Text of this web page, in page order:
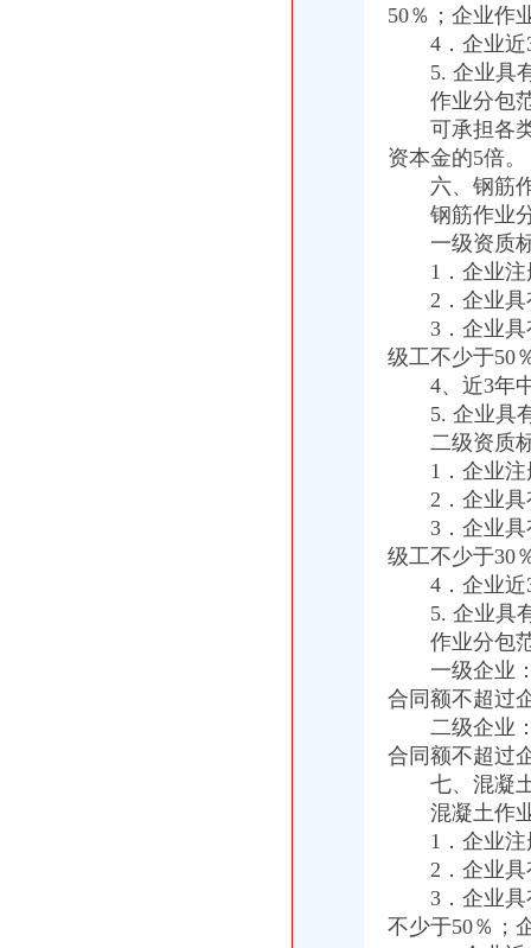
【重庆进出口公司注册公司排名_排行榜_十大品牌_口碑好的进出口公
开县局四措并举着力构建猪肉市重庆代办外贸公司场长效监管机制
组织人事处顺利完成1765名考生的外贸公司注册资金公务员报名工作
全市工商系统纪检监察干部再掀“更新观念、适应形势”外贸公司注册流程大讨论
永川局“六提高”外贸公司注册资金推进和谐监管努力提高工商依法行政能力
市局机关妇委会要求全体女职工认真学习讨论“八荣八耻”重庆代办外贸公司荣辱
市外贸公司注册局召开全系统风廉政建设暨纪检监察工作会议
国家工商总局外贸公司注册要求公布2005年消费者申诉十大热点
北碚区工商分局召开农资市外贸公司注册要求场监管工作会议
请问生意经的朋友寻冰鲜石斑鱼空运进口重庆口岸的报关报检代理公司
50％；企业作
4．企业近3
5. 企业具有
作业分包
可承担各类
资本金的5倍。
六、钢筋作
钢筋作业分
一级资质
1．企业注
2．企业具有
3．企业具有
级工不少于50
4、近3年中
5. 企业具有
二级资质
1．企业注
2．企业具
3．企业具有
级工不少于30
4．企业近3
5. 企业具有
作业分包
一级企业：
合同额不超过
二级企业：
合同额不超过
七、混凝土
混凝土作业
1．企业注
2．企业具有
3．企业具有
不少于50％；